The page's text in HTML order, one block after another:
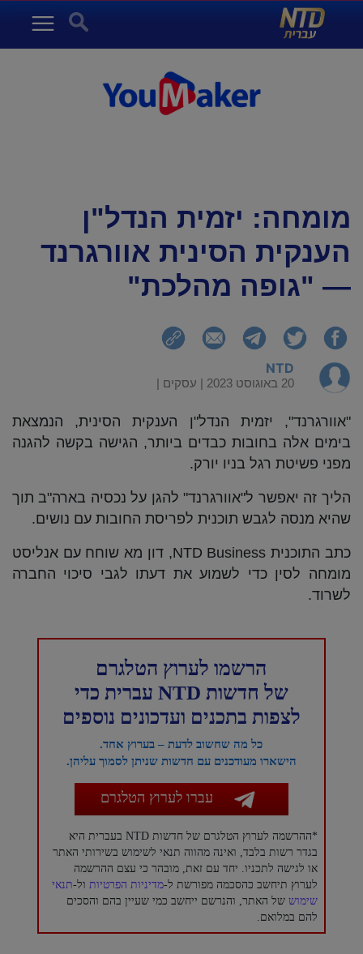
Menu
Search for: NTD עברית
מומחה: יזמית הנדל"ן
הענקית הסינית אוורגרנד
— "גופה מהלכת"
NTD
20 באוגוסט 2023 | | עסקים
"אוורגרנד", יזמית הנדל"ן הענקית הסינית, הנמצאת
בימים אלה בחובות כבדים ביותר, הגישה בקשה להגנה
מפני פשיטת רגל בניו יורק.
הליך זה יאפשר ל"אוורגרנד" להגן על נכסיה בארה"ב תוך
שהיא מנסה לגבש תוכנית לפריסת החובות עם נושים.
כתב התוכנית NTD Business, דון מא שוחח עם אנליסט
מומחה לסין כדי לשמוע את דעתו לגבי סיכוי החברה
לשרוד.
הרשמו לערוץ הטלגרם
של חדשות NTD עברית כדי
לצפות בתכנים ועדכונים נוספים
כל מה שחשוב לדעת – בערוץ אחד.
הישארו מעודכנים עם חדשות שניתן לסמוך עליהן.
עברו לערוץ הטלגרם
*ההרשמה לערוץ הטלגרם של חדשות NTD בעברית היא
בגדר רשות בלבד, ואינה מהווה תנאי לשימוש בשירותי האתר
או לגישה לתכניו. יחד עם זאת, מובהר כי עצם ההרשמה
לערוץ תיחשב כהסכמה מפורשת ל-מדיניות הפרטיות ול-תנאי
שימוש של האתר, והנרשם ייחשב כמי שעיין בהם והסכים
להם במלואם.